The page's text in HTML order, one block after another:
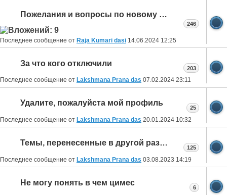
Пожелания и вопросы по новому форуму
Последнее сообщение от Raja Kumari dasi 14.06.2024 12:25
246
За что кого отключили
Последнее сообщение от Lakshmana Prana das 07.02.2024 23:11
203
Удалите, пожалуйста мой профиль
Последнее сообщение от Lakshmana Prana das 20.01.2024 10:32
25
Темы, перенесенные в другой раздел
Последнее сообщение от Lakshmana Prana das 03.08.2023 14:19
125
Не могу понять в чем цимес
6